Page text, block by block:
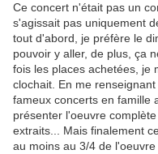
Ce concert n'était pas un
s'agissait pas uniquement
tout d'abord, je préfère le
pouvoir y aller, de plus, ça
fois les places achetées, je
clochait. En me
fameux concerts en famille
présenter l'oeuvre
extraits... Mais finalement
au moins au 3/4 de